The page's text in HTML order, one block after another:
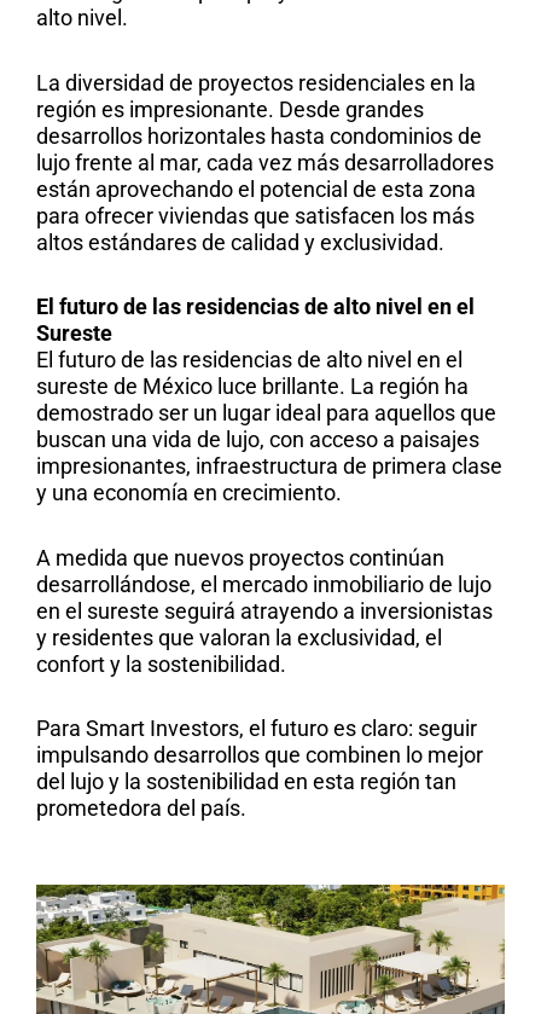
alto nivel.
La diversidad de proyectos residenciales en la
región es impresionante. Desde grandes
desarrollos horizontales hasta condominios de
lujo frente al mar, cada vez más desarrolladores
están aprovechando el potencial de esta zona
para ofrecer viviendas que satisfacen los más
altos estándares de calidad y exclusividad.
El futuro de las residencias de alto nivel en el
Sureste
El futuro de las residencias de alto nivel en el
sureste de México luce brillante. La región ha
demostrado ser un lugar ideal para aquellos que
buscan una vida de lujo, con acceso a paisajes
impresionantes, infraestructura de primera clase
y una economía en crecimiento.
A medida que nuevos proyectos continúan
desarrollándose, el mercado inmobiliario de lujo
en el sureste seguirá atrayendo a inversionistas
y residentes que valoran la exclusividad, el
confort y la sostenibilidad.
Para Smart Investors, el futuro es claro: seguir
impulsando desarrollos que combinen lo mejor
del lujo y la sostenibilidad en esta región tan
prometedora del país.